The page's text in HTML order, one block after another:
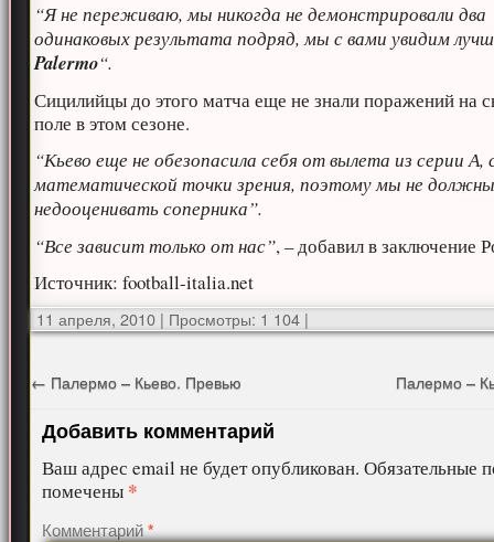
“Я не переживаю, мы никогда не демонстрировали два
одинаковых результата подряд, мы с вами увидим
Palermo“.
Сицилийцы до этого матча еще не знали поражений на
поле в этом сезоне.
“Кьево еще не обезопасила себя от вылета из серии А,
математической точки зрения, поэтому мы не
недооценивать соперника”.
“Все зависит только от нас”, – добавил в заключение
Источник: football-italia.net
11 апреля, 2010 | Просмотры: 1 104 |
← Палермо – Кьево. Превью Палермо –
Добавить комментарий
Ваш адрес email не будет опубликован. Обязательные
помечены *
Комментарий*